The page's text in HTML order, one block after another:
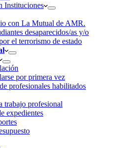
Instituciones
con La Mutual de AMR.
desaparecidos/as y/o
el terrorismo de estado
por primera vez
profesionales habilitados
trabajo profesional
expedientes